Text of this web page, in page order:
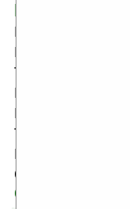
MetrO v5.5.0
программа
маршрутах
транспорта
по всему
информация
программа
спутником в
Скачать